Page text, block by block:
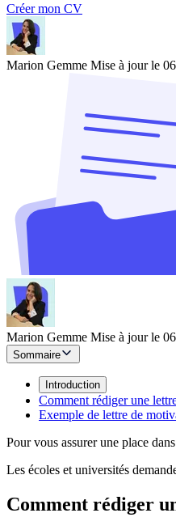
Créer mon CV
Marion Gemme Mise à jour le
Marion Gemme Mise à jour le
Sommaire
Introduction
Comment rédiger une
Exemple de lettre de
Pour vous assurer une place
Les écoles et universités
Comment rédiger